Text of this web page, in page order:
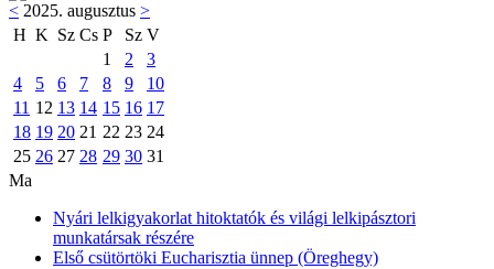
< 2025. augusztus >
H K Sz Cs P Sz V
1
2
3
4
5 6 7 8 9
10
11 12 13 14 15 16 17
18 19 20 21 22 23 24
25 26 27 28 29 30 31
Ma
Nyári lelkigyakorlat hitoktatók és világi lelkipásztori
munkatársak részére
Első csütörtöki Eucharisztia ünnep (Öreghegy)